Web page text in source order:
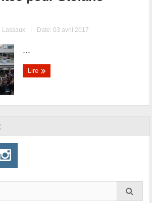
Lassaux | Date: 03 avril 2017
...
Lire